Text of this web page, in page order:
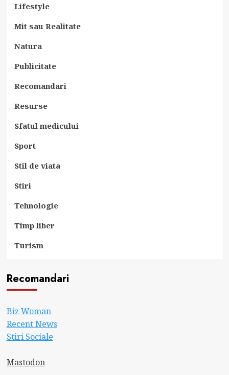
Lifestyle
Mit sau Realitate
Natura
Publicitate
Recomandari
Resurse
Sfatul medicului
Sport
Stil de viata
Stiri
Tehnologie
Timp liber
Turism
Recomandari
Biz Woman
Recent News
Stiri Sociale
Mastodon